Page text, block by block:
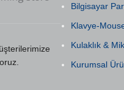
Bilgisayar
Klavye-
Kulaklık &
Kurumsal